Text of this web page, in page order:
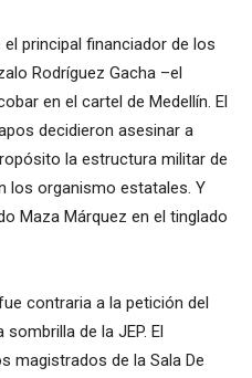
principal financiador de los
Rodríguez Gacha –el
en el cartel de Medellín. El
decidieron asesinar a
la estructura militar de
los organismo estatales. Y
Maza Márquez en el tinglado
contraria a la petición del
de la JEP. El
magistrados de la Sala De